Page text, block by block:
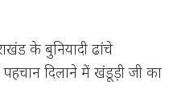
के बुनियादी ढांचे
दिलाने में खंडूड़ी जी का